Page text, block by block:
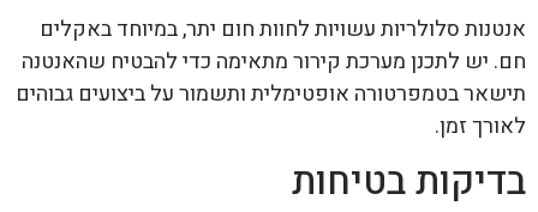
אנטנות סלולריות עשויות לחוות חום יתר, במיוחד באקלים
חם. יש לתכנן מערכת קירור מתאימה כדי להבטיח שהאנטנה
תישאר בטמפרטורה אופטימלית ותשמור על ביצועים גבוהים
לאורך זמן.
בדיקות בטיחות